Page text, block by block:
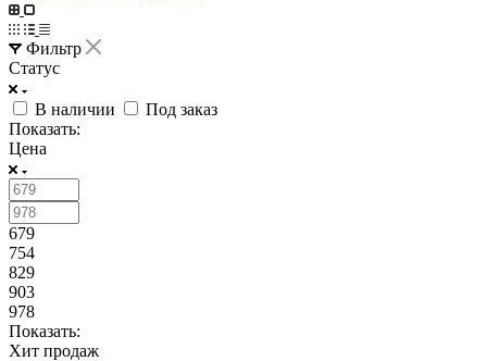
Фильтр
Статус
В наличии
Под заказ
Показать:
Цена
679
754
829
903
978
Показать:
Хит продаж